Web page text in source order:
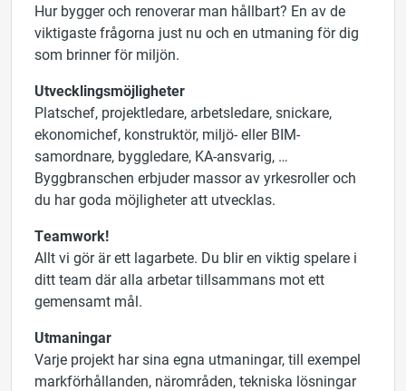
Hur bygger och renoverar man hållbart? En av de
viktigaste frågorna just nu och en utmaning för dig
som brinner för miljön.
Utvecklingsmöjligheter
Platschef, projektledare, arbetsledare, snickare,
ekonomichef, konstruktör, miljö- eller BIM-
samordnare, byggledare, KA-ansvarig, …
Byggbranschen erbjuder massor av yrkesroller och
du har goda möjligheter att utvecklas.
Teamwork!
Allt vi gör är ett lagarbete. Du blir en viktig spelare i
ditt team där alla arbetar tillsammans mot ett
gemensamt mål.
Utmaningar
Varje projekt har sina egna utmaningar, till exempel
markförhållanden, närområden, tekniska lösningar